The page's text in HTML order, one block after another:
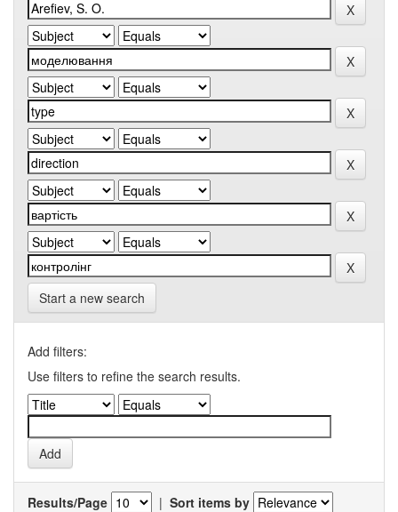
Start a new search
Add filters:
Use filters to refine the search results.
Results/Page | Sort items by